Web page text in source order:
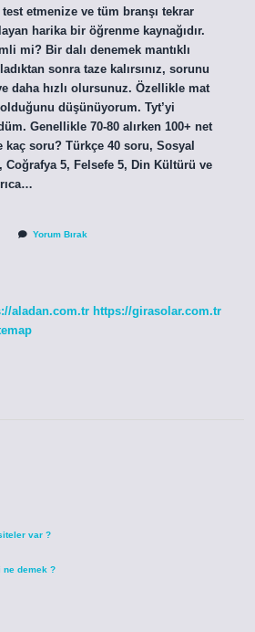
etmenize ve tüm branşı tekrar
harika bir öğrenme kaynağıdır.
mi? Bir dalı denemek mantıklı
sonra taze kalırsınız, sorunu
daha hızlı olursunuz. Özellikle mat
düşünüyorum. Tyt’yi
Genellikle 70-80 alırken 100+ net
kaç soru? Türkçe 40 soru, Sosyal
Coğrafya 5, Felsefe 5, Din Kültürü ve
Yorum Bırak
aladan.com.tr https://girasolar.com.tr
var ?
ne demek ?